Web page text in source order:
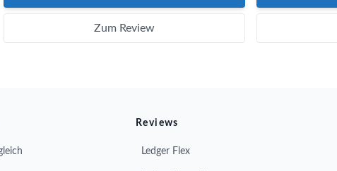
Zum Review
Reviews
Ledger Flex